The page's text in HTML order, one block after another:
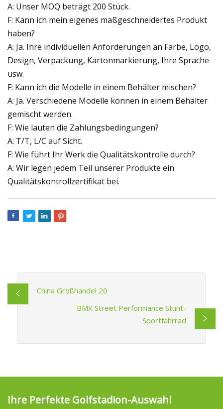
A: Unser MOQ beträgt 200 Stück.
F: Kann ich mein eigenes maßgeschneidertes Produkt
haben?
A: Ja. Ihre individuellen Anforderungen an Farbe, Logo,
Design, Verpackung, Kartonmarkierung, Ihre Sprache
usw.
F: Kann ich die Modelle in einem Behälter mischen?
A: Ja. Verschiedene Modelle können in einem Behälter
gemischt werden.
F: Wie lauten die Zahlungsbedingungen?
A: T/T, L/C auf Sicht.
F: Wie führt Ihr Werk die Qualitätskontrolle durch?
A: Wir legen jedem Teil unserer Produkte ein
Qualitätskontrollzertifikat bei.
China Großhandel 20
BMX Street Performance Stunt-
Sportfahrrad
Ihre Perfekte Golfstadion-Auswahl